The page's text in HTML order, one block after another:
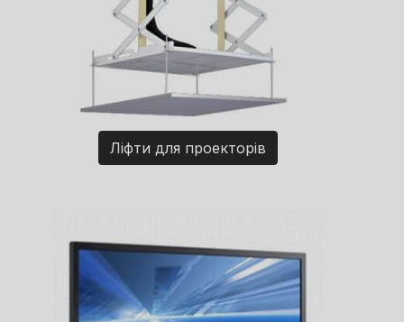
Ліфти для проекторів